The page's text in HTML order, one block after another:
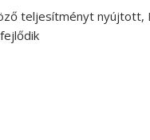
teljesítményt nyújtott,